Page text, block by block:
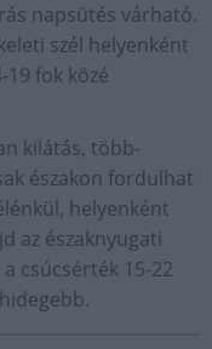
napsütés várható.
szél helyenként
fok közé
kilátás, több-
északon fordulhat
helyenként
az északnyugati
csúcsérték 15-22